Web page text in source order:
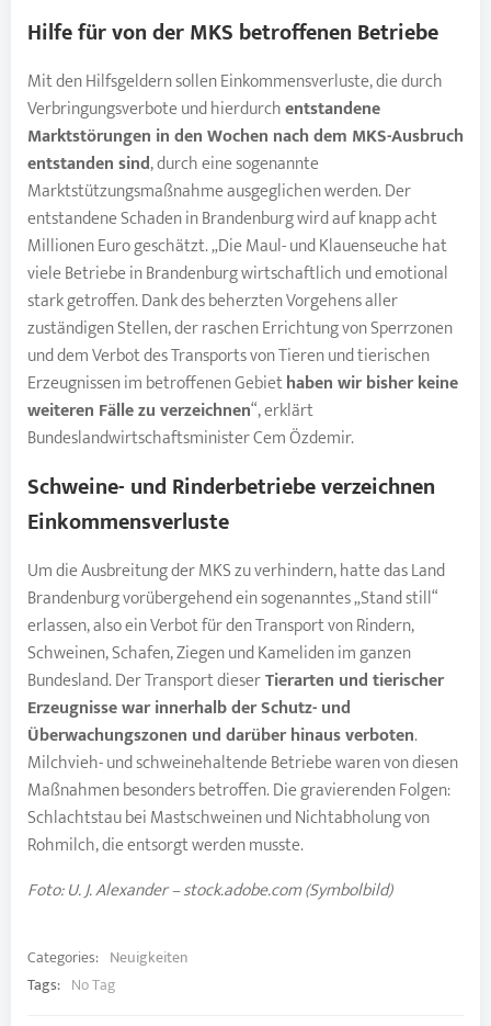
Hilfe für von derMKS betroffenen Betriebe
Mit den Hilfsgeldern sollen Einkommensverluste, die durch
Verbringungsverbote und hierdurchentstandene
Marktstörungen in den Wochen nach dem MKS-Ausbruch
entstanden sind, durch eine sogenannte
Marktstützungsmaßnahme ausgeglichen werden. Der
entstandene Schaden in Brandenburg wird auf knapp acht
Millionen Euro geschätzt. „Die Maul- und Klauenseuche hat
viele Betriebe in Brandenburg wirtschaftlich und emotional
stark getroffen. Dank des beherzten Vorgehens aller
zuständigen Stellen, der raschen Errichtung von Sperrzonen
und dem Verbot des Transports von Tieren und tierischen
Erzeugnissen im betroffenen Gebiethaben wir bisher keine
weiteren Fälle zu verzeichnen“, erklärt
Bundeslandwirtschaftsminister Cem Özdemir.
Schweine- und Rinderbetriebe verzeichnen
Einkommensverluste
Um die Ausbreitung der MKS zu verhindern, hatte das Land
Brandenburg vorübergehend ein sogenanntes „Stand still“
erlassen, also ein Verbot für den Transport von Rindern,
Schweinen, Schafen, Ziegen und Kameliden im ganzen
Bundesland. Der Transport dieserTierarten und tierischer
Erzeugnisse war innerhalb der Schutz- und
Überwachungszonen und darüber hinaus verboten.
Milchvieh- und schweinehaltende Betriebe waren von diesen
Maßnahmen besonders betroffen. Die gravierenden Folgen:
Schlachtstau bei Mastschweinen und Nichtabholung von
Rohmilch, die entsorgt werden musste.
Foto: U. J. Alexander – stock.adobe.com (Symbolbild)
Categories: Neuigkeiten
Tags: No Tag